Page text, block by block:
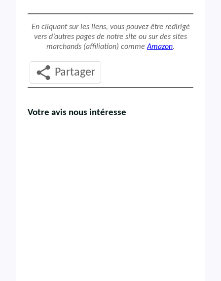
En cliquant sur les liens, vous pouvez être redirigé
vers d’autres pages de notre site ou sur des sites
marchands (affiliation) commeAmazon.
Partager
Votre avis nous intéresse